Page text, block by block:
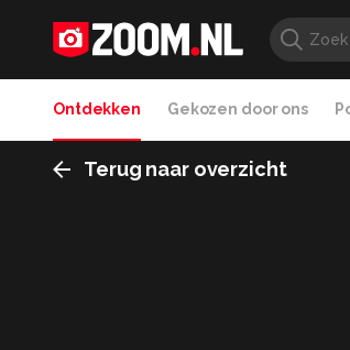
Ontdekken Gekozen door ons
Terug naar overzicht